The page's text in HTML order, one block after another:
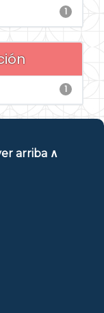
1
1
arriba ∧